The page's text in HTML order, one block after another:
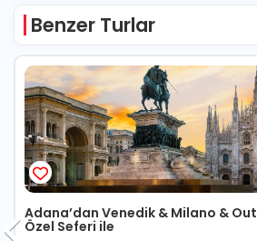
Benzer Turlar
Adana’dan Venedik & Milano &
Özel Seferi ile